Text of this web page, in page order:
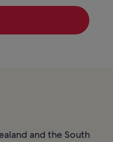
and the South